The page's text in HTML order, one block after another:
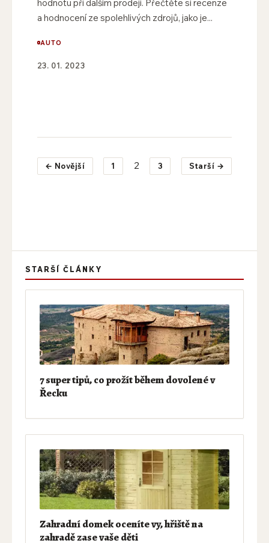
hodnotu při dalším prodeji. Přečtěte si recenze
a hodnocení ze spolehlivých zdrojů, jako je...
AUTO
23. 01. 2023
← Novější 1 2 3 Starší →
STARŠÍ ČLÁNKY
7 super tipů, co prožít během dovolené v
Řecku
Zahradní domek oceníte vy, hřiště na
zahradě zase vaše děti